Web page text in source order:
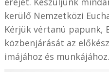
kerülő Nemzetközi
Kérjük vértanú papunk,
közbenjárását az
imájához és munkájához.